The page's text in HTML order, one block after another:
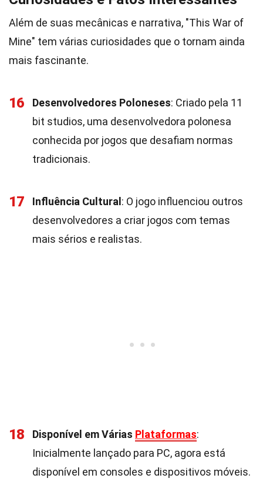
Além de suas mecânicas e narrativa, "This War of
Mine" tem várias curiosidades que o tornam ainda
mais fascinante.
16 Desenvolvedores Poloneses: Criado pela 11
bit studios, uma desenvolvedora polonesa
conhecida por jogos que desafiam normas
tradicionais.
17 Influência Cultural : O jogo influenciou outros
desenvolvedores a criar jogos com temas
mais sérios e realistas.
18 Disponível em Várias Plataformas:
Inicialmente lançado para PC, agora está
disponível em consoles e dispositivos móveis.